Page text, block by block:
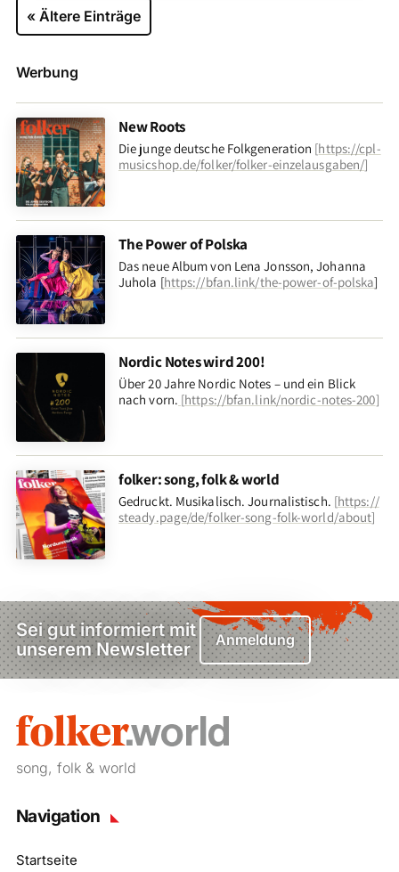
« Ältere Einträge
Werbung
New Roots
Die junge deutsche Folkgeneration [https://cpl-
musicshop.de/folker/folker-einzelausgaben/]
The Power of Polska
Das neue Album von Lena Jonsson, Johanna
Juhola [https://bfan.link/the-power-of-polska]
Nordic Notes wird 200!
Über 20 Jahre Nordic Notes – und ein Blick
nach vorn. [https://bfan.link/nordic-notes-200]
folker: song, folk & world
Gedruckt. Musikalisch. Journalistisch. [https://
steady.page/de/folker-song-folk-world/about]
Sei gut informiert mit
unserem Newsletter
Anmeldung
song, folk & world
Navigation
Startseite